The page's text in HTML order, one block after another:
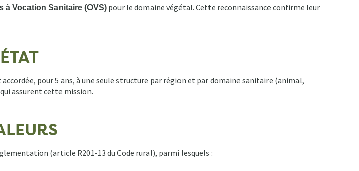
à Vocation Sanitaire (OVS) pour le domaine végétal. Cette reconnaissance confirme leur
pour 5 ans, à une seule structure par région et par domaine sanitaire (animal,
assurent cette mission.
(article R201-13 du Code rural), parmi lesquels :